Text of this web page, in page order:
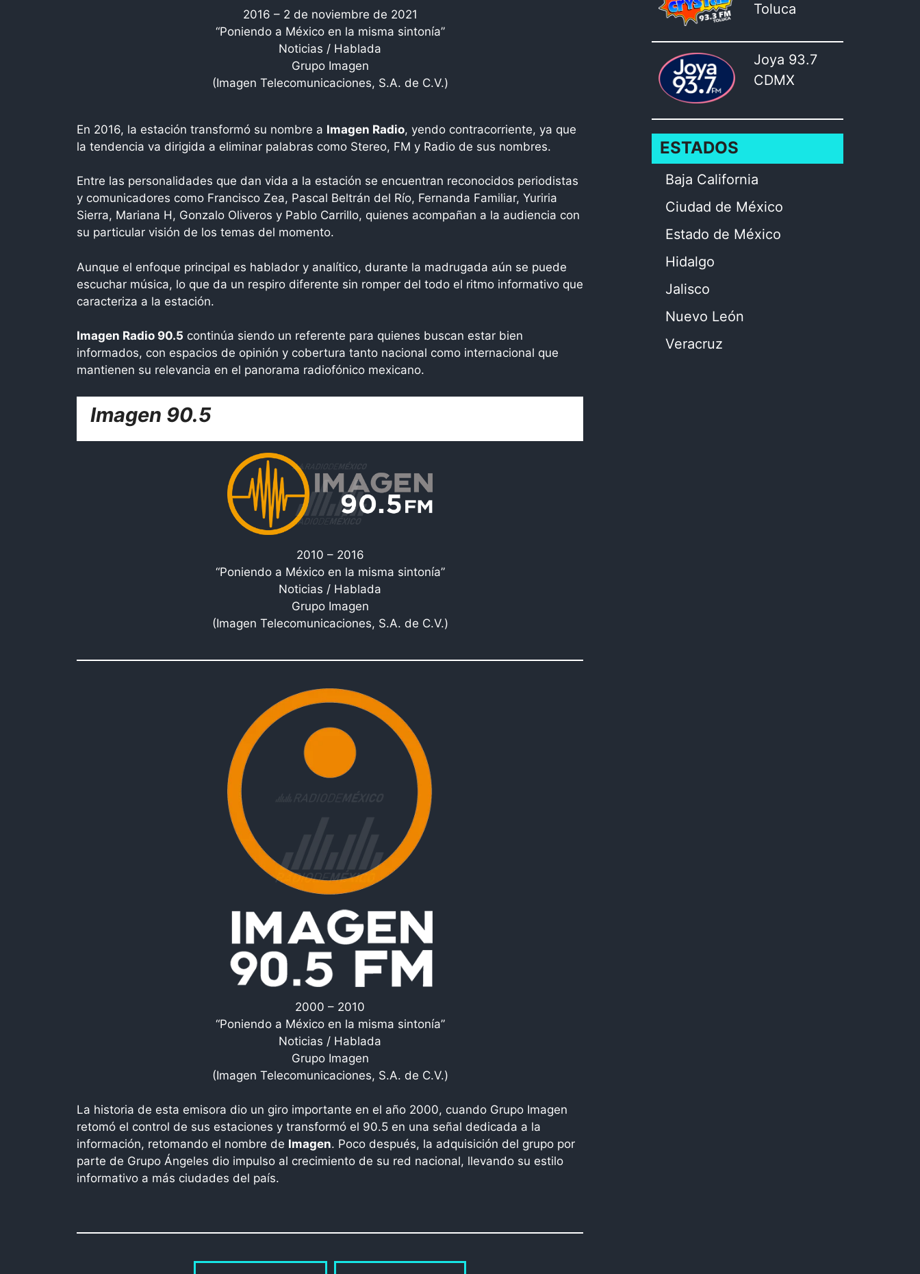
2016 – 2 de noviembre de 2021
“Poniendo a México en la misma sintonía”
Noticias / Hablada
Grupo Imagen
(Imagen Telecomunicaciones, S.A. de C.V.)
En 2016, la estación transformó su nombre a Imagen Radio, yendo contracorriente, ya que
la tendencia va dirigida a eliminar palabras como Stereo, FM y Radio de sus nombres.
Entre las personalidades que dan vida a la estación se encuentran reconocidos periodistas
y comunicadores como Francisco Zea, Pascal Beltrán del Río, Fernanda Familiar, Yuriria
Sierra, Mariana H, Gonzalo Oliveros y Pablo Carrillo, quienes acompañan a la audiencia con
su particular visión de los temas del momento.
Aunque el enfoque principal es hablador y analítico, durante la madrugada aún se puede
escuchar música, lo que da un respiro diferente sin romper del todo el ritmo informativo que
caracteriza a la estación.
Imagen Radio 90.5 continúa siendo un referente para quienes buscan estar bien
informados, con espacios de opinión y cobertura tanto nacional como internacional que
mantienen su relevancia en el panorama radiofónico mexicano.
Imagen 90.5
2010 – 2016
“Poniendo a México en la misma sintonía”
Noticias / Hablada
Grupo Imagen
(Imagen Telecomunicaciones, S.A. de C.V.)
2000 – 2010
“Poniendo a México en la misma sintonía”
Noticias / Hablada
Grupo Imagen
(Imagen Telecomunicaciones, S.A. de C.V.)
La historia de esta emisora dio un giro importante en el año 2000, cuando Grupo Imagen
retomó el control de sus estaciones y transformó el 90.5 en una señal dedicada a la
información, retomando el nombre de Imagen. Poco después, la adquisición del grupo por
parte de Grupo Ángeles dio impulso al crecimiento de su red nacional, llevando su estilo
informativo a más ciudades del país.
Toluca
Joya 93.7
CDMX
ESTADOS
Baja California
Ciudad de México
Estado de México
Hidalgo
Jalisco
Nuevo León
Veracruz